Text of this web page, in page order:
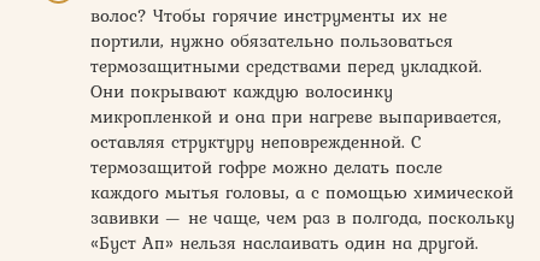
волос? Чтобы горячие инструменты их не
портили, нужно обязательно пользоваться
термозащитными средствами перед укладкой.
Они покрывают каждую волосинку
микропленкой и она при нагреве выпаривается,
оставляя структуру неповрежденной. С
термозащитой гофре можно делать после
каждого мытья головы, а с помощью химической
завивки — не чаще, чем раз в полгода, поскольку
«Буст Ап» нельзя наслаивать один на другой.